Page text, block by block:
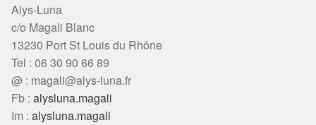
Alys-Luna
c/o Magali Blanc
13230 Port St Louis du Rhône
Tel : 06 30 90 66 89
@ : magali@alys-luna.fr
Fb : alysluna.magali
Im : alysluna.magali